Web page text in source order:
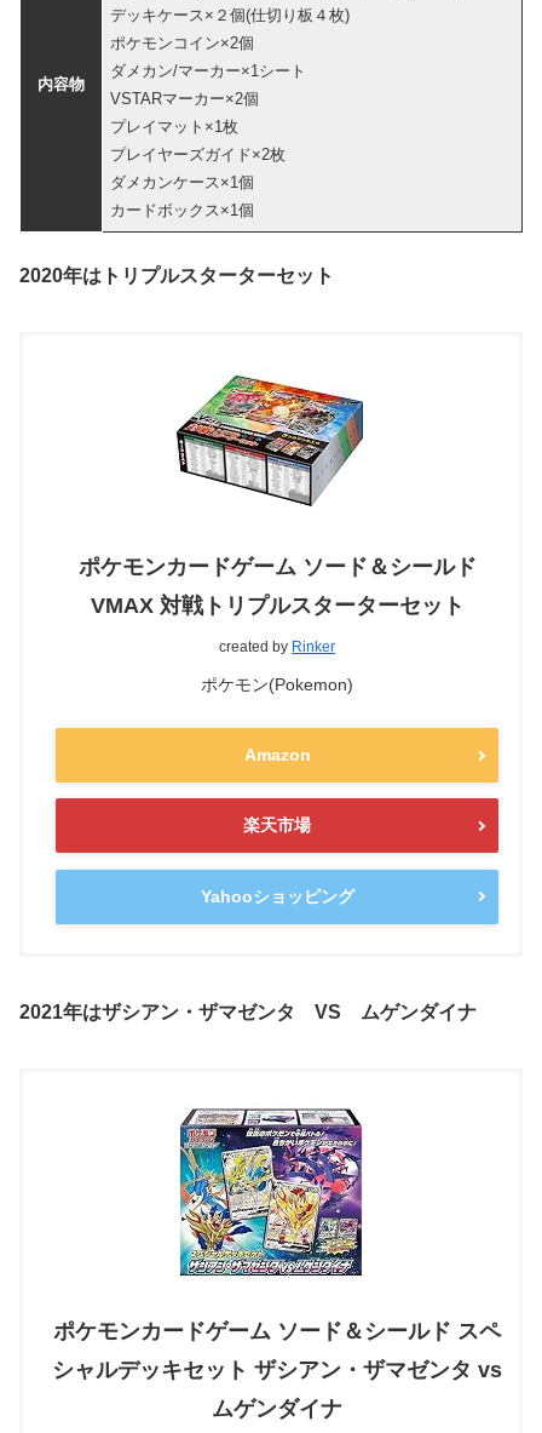
内容物
デッキケース×２個(仕切り板４枚)
ポケモンコイン×2個
ダメカン/マーカー×1シート
VSTARマーカー×2個
プレイマット×1枚
プレイヤーズガイド×2枚
ダメカンケース×1個
カードボックス×1個
2020年はトリプルスターターセット
ポケモンカードゲーム ソード＆シールド
VMAX 対戦トリプルスターターセット
created by Rinker
ポケモン(Pokemon)
Amazon
楽天市場
Yahooショッピング
2021年はザシアン・ザマゼンタ VS ムゲンダイナ
ポケモンカードゲーム ソード＆シールド スペ
シャルデッキセット ザシアン・ザマゼンタ vs
ムゲンダイナ